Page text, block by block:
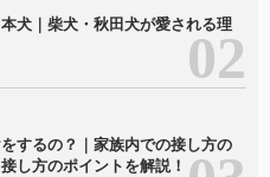
犬｜柴犬・秋田犬が愛される理
するの？｜家族内での接し方の
し方のポイントを解説！